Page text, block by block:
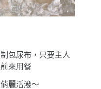
包尿布，只要主人
來用餐
麗活潑〜